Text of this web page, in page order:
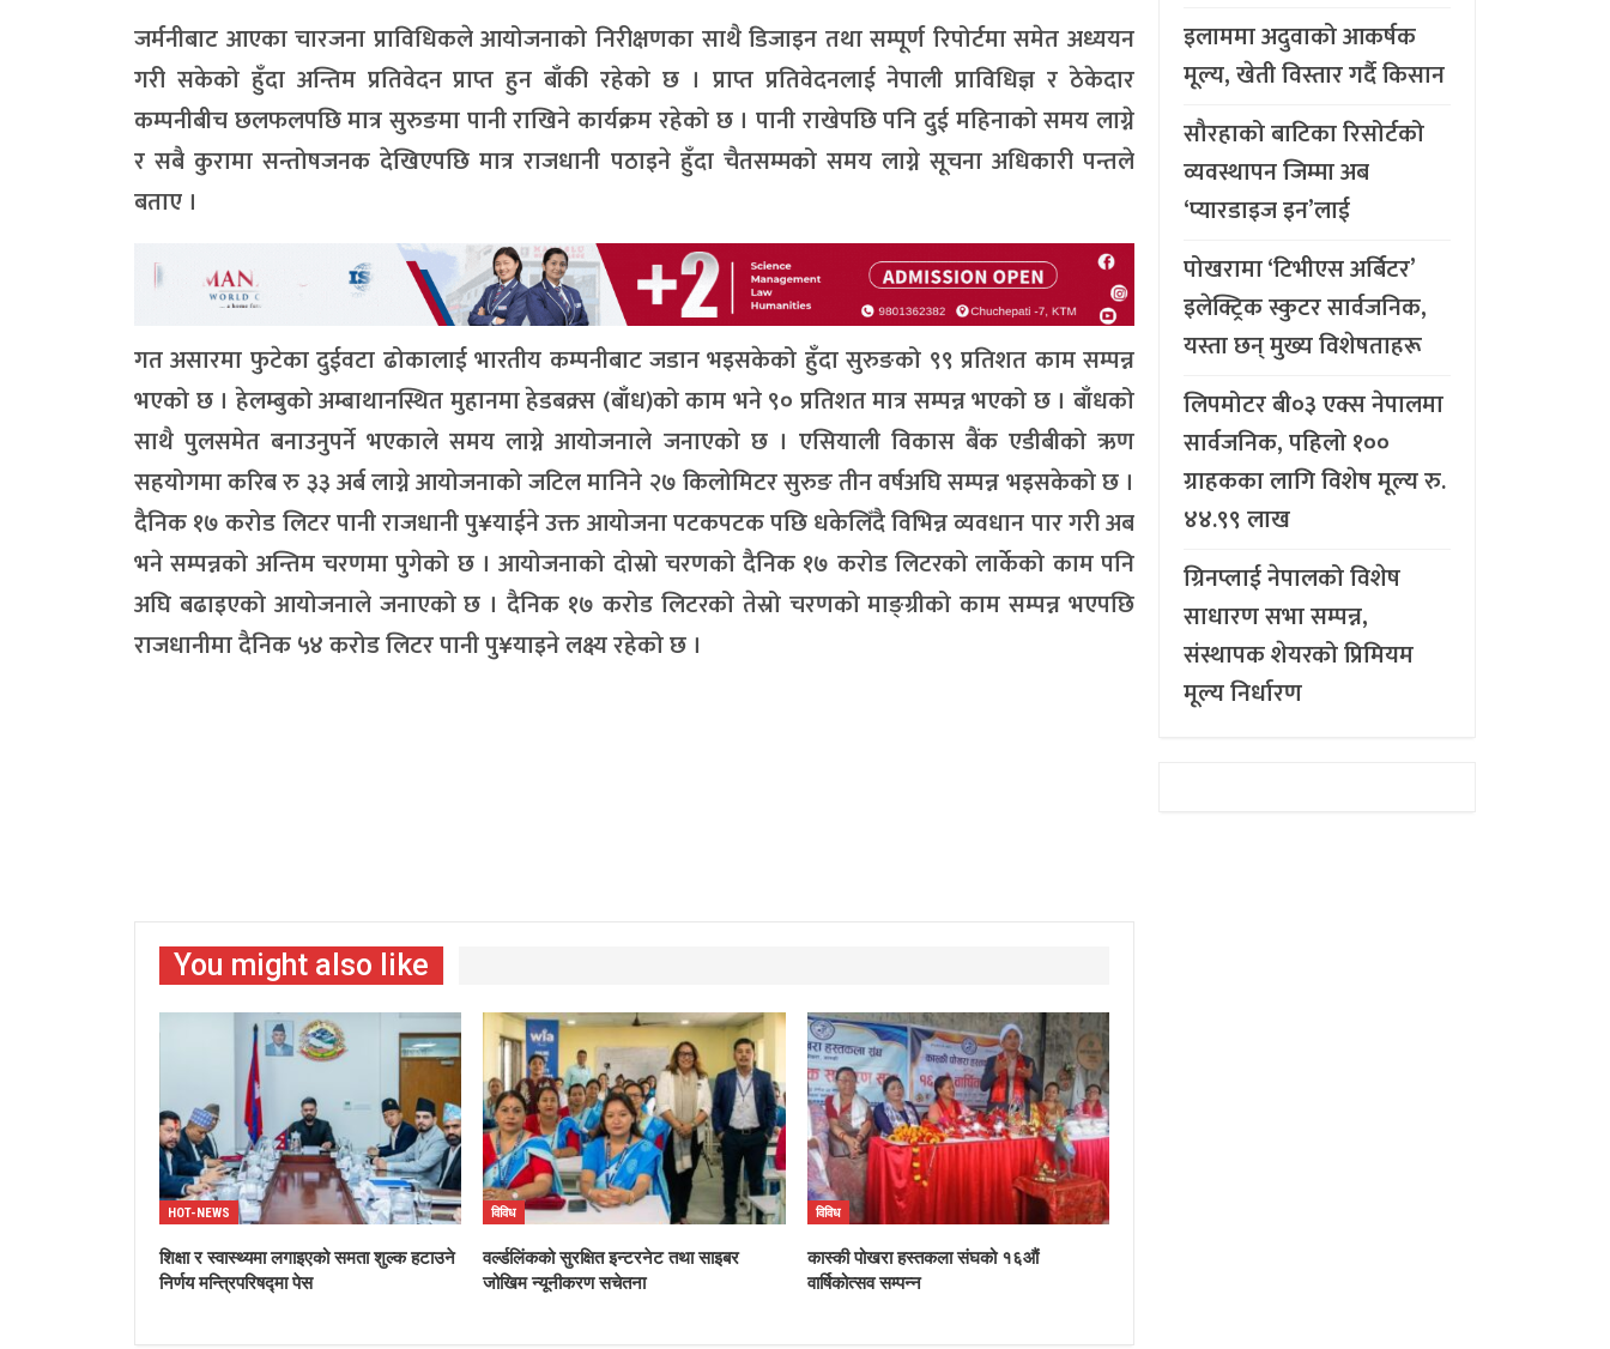
जर्मनीबाट आएका चारजना प्राविधिकले आयोजनाको निरीक्षणका साथै डिजाइन तथा सम्पूर्ण रिपोर्टमा समेत अध्ययन
गरी सकेको हुँदा अन्तिम प्रतिवेदन प्राप्त हुन बाँकी रहेको छ । प्राप्त प्रतिवेदनलाई नेपाली प्राविधिज्ञ र ठेकेदार
कम्पनीबीच छलफलपछि मात्र सुरुङमा पानी राखिने कार्यक्रम रहेको छ । पानी राखेपछि पनि दुई महिनाको समय लाग्ने
र सबै कुरामा सन्तोषजनक देखिएपछि मात्र राजधानी पठाइने हुँदा चैतसम्मको समय लाग्ने सूचना अधिकारी पन्तले
बताए ।
गत असारमा फुटेका दुईवटा ढोकालाई भारतीय कम्पनीबाट जडान भइसकेको हुँदा सुरुङको ९९ प्रतिशत काम सम्पन्न
भएको छ । हेलम्बुको अम्बाथानस्थित मुहानमा हेडबक्र्स (बाँध)को काम भने ९० प्रतिशत मात्र सम्पन्न भएको छ । बाँधको
साथै पुलसमेत बनाउनुपर्ने भएकाले समय लाग्ने आयोजनाले जनाएको छ । एसियाली विकास बैंक एडीबीको ऋण
सहयोगमा करिब रु ३३ अर्ब लाग्ने आयोजनाको जटिल मानिने २७ किलोमिटर सुरुङ तीन वर्षअघि सम्पन्न भइसकेको छ ।
दैनिक १७ करोड लिटर पानी राजधानी पु¥याईने उक्त आयोजना पटकपटक पछि धकेलिँदै विभिन्न व्यवधान पार गरी अब
भने सम्पन्नको अन्तिम चरणमा पुगेको छ । आयोजनाको दोस्रो चरणको दैनिक १७ करोड लिटरको लार्केको काम पनि
अघि बढाइएको आयोजनाले जनाएको छ । दैनिक १७ करोड लिटरको तेस्रो चरणको माङ्ग्रीको काम सम्पन्न भएपछि
राजधानीमा दैनिक ५४ करोड लिटर पानी पु¥याइने लक्ष्य रहेको छ ।
You might also like
HOT-NEWS
शिक्षा र स्वास्थ्यमा लगाइएको समता शुल्क हटाउने
निर्णय मन्त्रिपरिषद्मा पेस
विविध
वर्ल्डलिंकको सुरक्षित इन्टरनेट तथा साइबर
जोखिम न्यूनीकरण सचेतना
विविध
कास्की पोखरा हस्तकला संघको १६औं
वार्षिकोत्सव सम्पन्न
इलाममा अदुवाको आकर्षक
मूल्य, खेती विस्तार गर्दै किसान
सौरहाको बाटिका रिसोर्टको
व्यवस्थापन जिम्मा अब
‘प्यारडाइज इन’लाई
पोखरामा ‘टिभीएस अर्बिटर’
इलेक्ट्रिक स्कुटर सार्वजनिक,
यस्ता छन् मुख्य विशेषताहरू
लिपमोटर बी०३ एक्स नेपालमा
सार्वजनिक, पहिलो १००
ग्राहकका लागि विशेष मूल्य रु.
४४.९९ लाख
ग्रिनप्लाई नेपालको विशेष
साधारण सभा सम्पन्न,
संस्थापक शेयरको प्रिमियम
मूल्य निर्धारण